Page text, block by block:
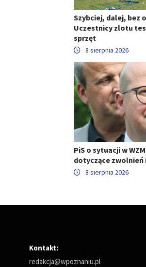
Szybciej, dalej, bez
Uczestnicy zlotu
sprzęt
8 sierpnia 2026
PiS o sytuacji w
dotyczące
8 sierpnia 2026
Kontakt:
redakcja@wpoznaniu.pl